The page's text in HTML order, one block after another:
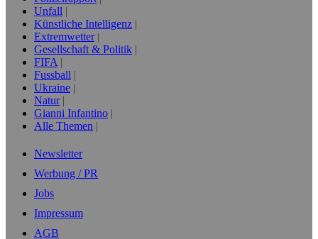
Unfall
Künstliche Intelligenz
Extremwetter
Gesellschaft & Politik
FIFA
Fussball
Ukraine
Natur
Gianni Infantino
Alle Themen
Newsletter
Werbung / PR
Jobs
Impressum
AGB